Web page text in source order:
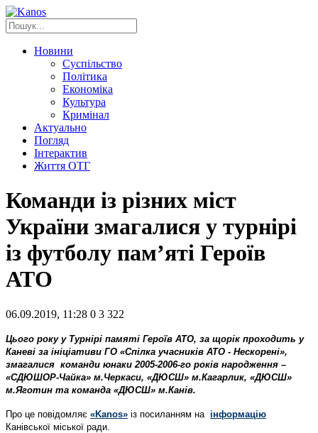
Новини
Суспільство
Політика
Економіка
Культура
Кримінал
Актуально
Погляд
Інтерактив
Життя ОТГ
Команди із різних міст
України змагалися у турнірі
із футболу пам’яті Героїв
АТО
06.09.2019, 11:28 0 3 322
Цього року у Турнірі памяті Героїв АТО, за щорік проходить у
Каневі за ініціативи ГО «Спілка учасників АТО - Нескорені»,
змагалися команди юнаки 2005-2006-го років народження –
«СДЮШОР-Чайка» м.Черкаси, «ДЮСШ» м.Кагарлик, «ДЮСШ»
м.Яготин та команда «ДЮСШ» м.Канів.
Про це повідомляє «Kanos» із посиланням на інформацію
Канівської міської ради.